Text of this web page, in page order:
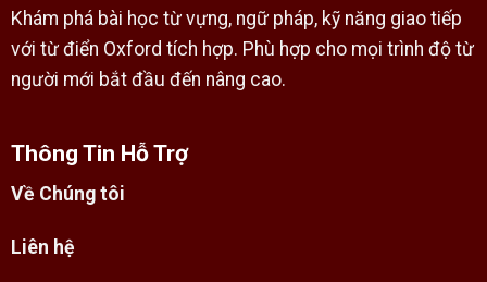
Khám phá bài học từ vựng, ngữ pháp, kỹ năng giao tiếp
với từ điển Oxford tích hợp. Phù hợp cho mọi trình độ từ
người mới bắt đầu đến nâng cao.
Thông Tin Hỗ Trợ
Về Chúng tôi
Liên hệ